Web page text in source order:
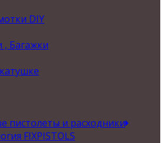
DIY
Багажки
пистолеты и расходники
FIXPISTOLS